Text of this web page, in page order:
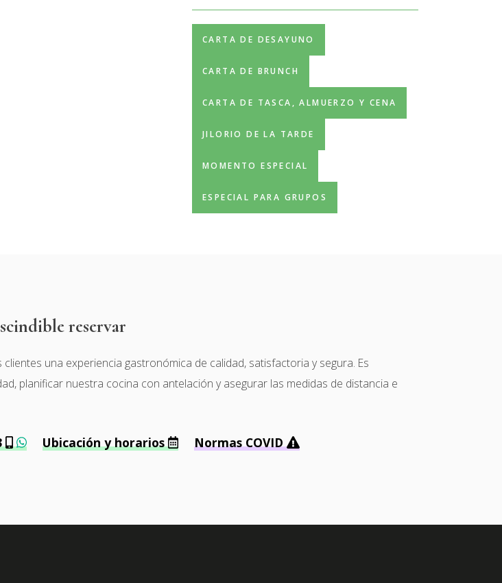
CARTA DE DESAYUNO
CARTA DE BRUNCH
CARTA DE TASCA, ALMUERZO Y CENA
JILORIO DE LA TARDE
MOMENTO ESPECIAL
ESPECIAL PARA GRUPOS
reservar
una experiencia gastronómica de calidad, satisfactoria y segura. Es
planificar nuestra cocina con antelación y asegurar las medidas de distancia e
Ubicación y horarios Normas COVID